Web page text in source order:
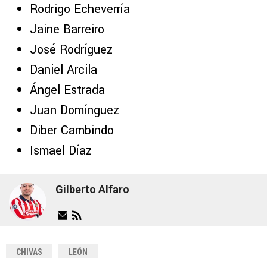
Rodrigo Echeverría
Jaine Barreiro
José Rodríguez
Daniel Arcila
Ángel Estrada
Juan Domínguez
Diber Cambindo
Ismael Díaz
Gilberto Alfaro
CHIVAS LEÓN